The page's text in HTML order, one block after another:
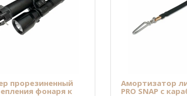
прорезиненный
фонаря к
Амортизатор
PRO SNAP с